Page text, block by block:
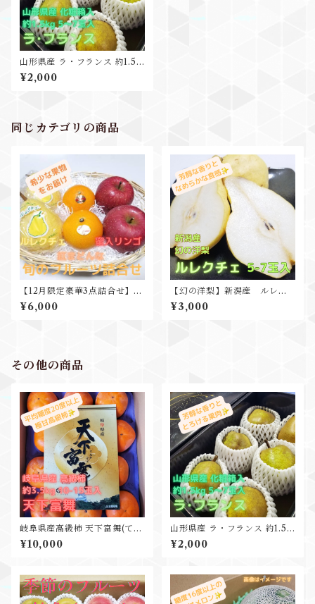
山形県産 ラ・フランス 約1.5k
g 5-7玉入 贈答用黒箱入
¥2,000
同じカテゴリの商品
【12月限定豪華3点詰合せ】紅
まどんな ルレクチェ 蜜入りリ
ンゴ 豪華3点セット
¥6,000
【幻の洋梨】新潟産 ルレク
チェ 5-7玉入 2kg ギフト お歳
暮 プレゼント 洋ナシ 梨
¥3,000
その他の商品
岐阜県産高級柿 天下富舞(てん
かふぶ) 約3.5kg 10-15玉入 希
少
¥10,000
山形県産 ラ・フランス 約1.5k
g 5-7玉入 贈答用黒箱入
¥2,000